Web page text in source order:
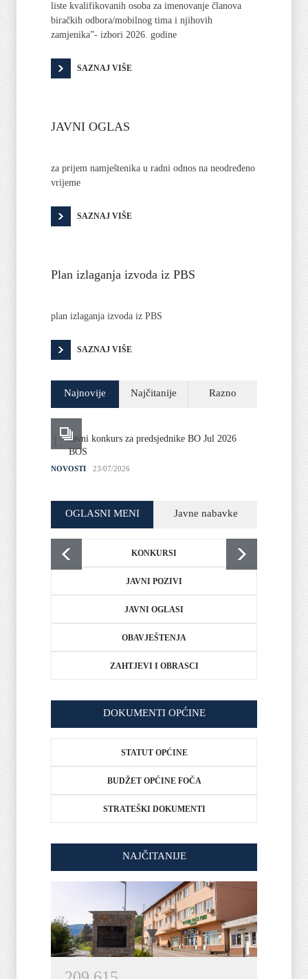
liste kvalifikovanih osoba za imenovanje članova
biračkih odbora/mobilnog tima i njihovih
zamjenika”- izbori 2026. godine
SAZNAJ VIŠE
JAVNI OGLAS
za prijem namještenika u radni odnos na neodređeno
vrijeme
SAZNAJ VIŠE
Plan izlaganja izvoda iz PBS
plan izlaganja izvoda iz PBS
SAZNAJ VIŠE
Najnovije Najčitanije Razno
1. Javni konkurs za predsjednike BO Jul 2026
BOS
NOVOSTI 23/07/2026
OGLASNI MENI Javne nabavke
KONKURSI
JAVNI POZIVI
JAVNI OGLASI
OBAVJEŠTENJA
ZAHTJEVI I OBRASCI
DOKUMENTI OPĆINE
STATUT OPĆINE
BUDŽET OPĆINE FOČA
STRATEŠKI DOKUMENTI
NAJČITANIJE